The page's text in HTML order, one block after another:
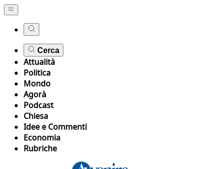
Cerca
Attualità
Politica
Mondo
Agorà
Podcast
Chiesa
Idee e Commenti
Economia
Rubriche